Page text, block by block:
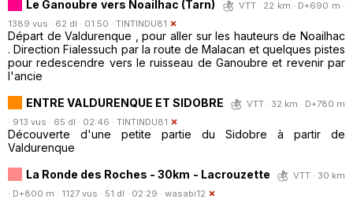
Le Ganoubre vers Noailhac (Tarn)
VTT · 22 km · D+690 m ·
1389 vus · 62 dl · 01:50 · TINTINDU81
Départ de Valdurenque , pour aller sur les hauteurs de Noailhac
. Direction Fialessuch par la route de Malacan et quelques pistes
pour redescendre vers le ruisseau de Ganoubre et revenir par
l'ancie
ENTRE VALDURENQUE ET SIDOBRE
VTT · 32 km · D+780 m
· 913 vus · 65 dl · 02:46 · TINTINDU81
Découverte d'une petite partie du Sidobre à partir de
Valdurenque
La Ronde des Roches - 30km - Lacrouzette
VTT · 30 km
· D+800 m · 1127 vus · 51 dl · 02:29 · wasabi12